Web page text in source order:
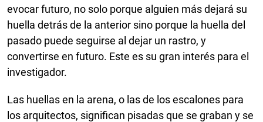
evocar futuro, no solo porque alguien más dejará su
huella detrás de la anterior sino porque la huella del
pasado puede seguirse al dejar un rastro, y
convertirse en futuro. Este es su gran interés para el
investigador.
Las huellas en la arena, o las de los escalones para
los arquitectos, significan pisadas que se graban y se